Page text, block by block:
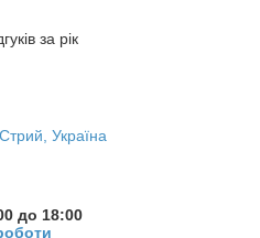
за рік
Україна
до 18:00